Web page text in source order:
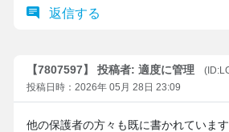
返信する
【7807597】 投稿者: 適度に管理
投稿日時：2026年 05月 28日 23:09
他の保護者の方々も既に書かれていま